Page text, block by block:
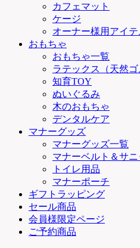
カフェマット
ケージ
オーナー様用アイテ
おもちゃ
おもちゃ一覧
ラテックス（天然
知育TOY
ぬいぐるみ
木のおもちゃ
デンタルケア
マナーグッズ
マナーグッズ一覧
マナーベルト＆サ
トイレ用品
マナーポーチ
ギフトラッピング
セール商品
会員様限定ページ
ご予約商品